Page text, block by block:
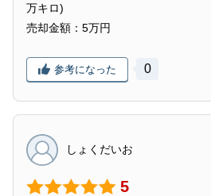
万キロ)
売却金額：5万円
参考になった 0
しょくだいお
5